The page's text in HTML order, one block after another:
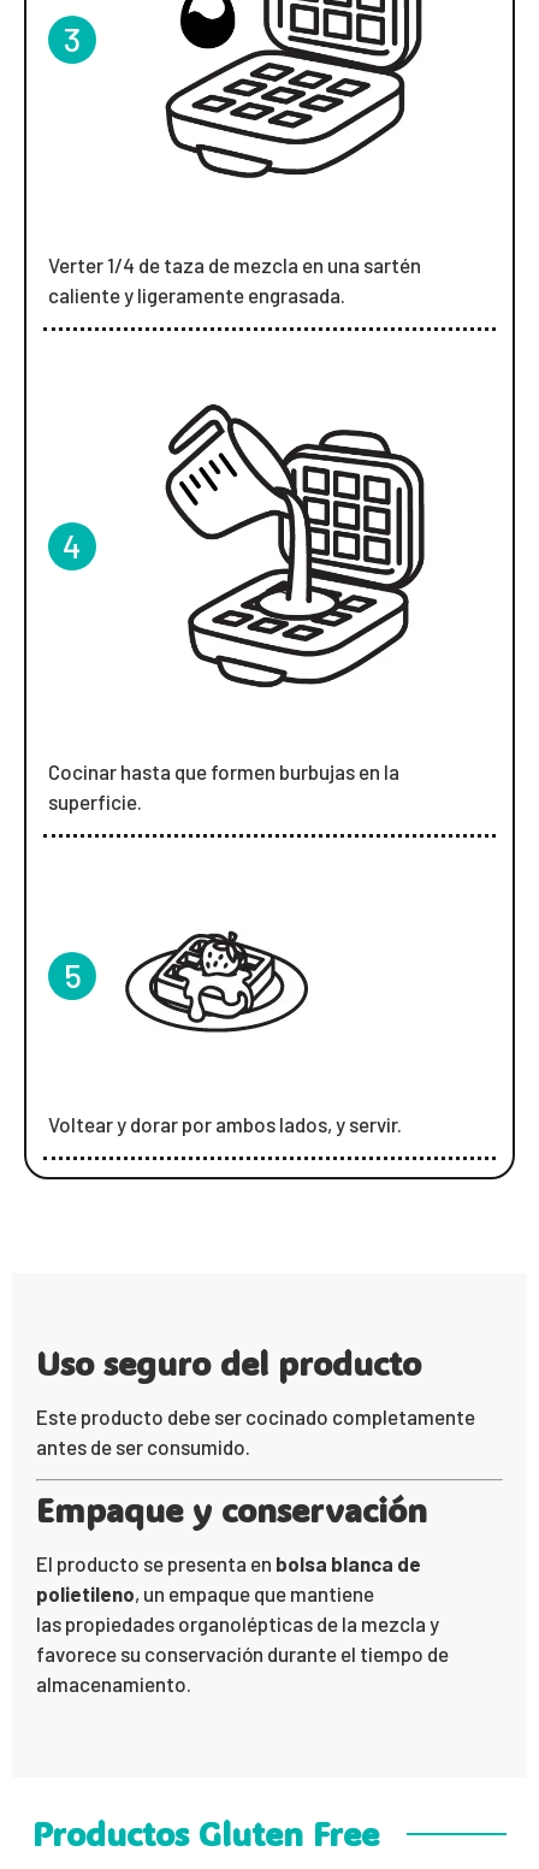
3
Verter 1/4 de taza de mezcla en una sartén
caliente y ligeramente engrasada.
4
Cocinar hasta que formen burbujas en la
superficie.
5
Voltear y dorar por ambos lados, y servir.
Uso seguro del producto
Este producto debe ser cocinado completamente
antes de ser consumido.
Empaque y conservación
El producto se presenta en bolsa blanca de
polietileno, un empaque que mantiene
las propiedades organolépticas de la mezcla y
favorece su conservación durante el tiempo de
almacenamiento.
Productos Gluten Free